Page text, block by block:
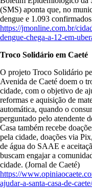
(SMS) aponta que, no
dengue e 1.093
https://jmonline.com.br/
dengue-chega-a-12-em-
Troco Solidário em Caeté
O projeto Troco Solidário
Avenida de Caeté doem o
cidade, com o objetivo de
reformas e aquisição de
automática, quando o
perguntado pelo atendente
Casa também recebe
pela cidade, doações via
de água do SAAE e
buscam engajar a
cidade. (Jornal de Caeté)
https://
ajudar-a-santa-casa-de-caete/